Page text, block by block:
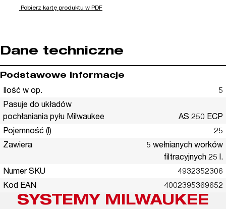
Pobierz kartę produktu w PDF
Dane techniczne
Podstawowe informacje
Ilość w op.
5
Pasuje do układów
pochłaniania pyłu Milwaukee
AS 250 ECP
Pojemność (l)
25
Zawiera
5 wełnianych worków
filtracyjnych 25 l.
Numer SKU
4932352306
Kod EAN
4002395369652
SYSTEMY MILWAUKEE